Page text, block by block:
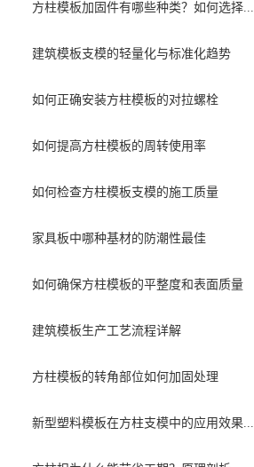
方柱模板加固件有哪些种类？如何选择...
建筑模板支模的轻量化与标准化趋势
如何正确安装方柱模板的对拉螺栓
如何提高方柱模板的周转使用率
如何检查方柱模板支模的施工质量
家具板中哪种基材的防潮性最佳
如何确保方柱模板的平整度和表面质量
建筑模板生产工艺流程详解
方柱模板的转角部位如何加固处理
新型塑料模板在方柱支模中的应用效果...